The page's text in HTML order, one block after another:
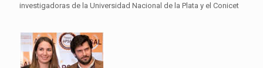
investigadoras de la Universidad Nacional de la Plata y el Conicet